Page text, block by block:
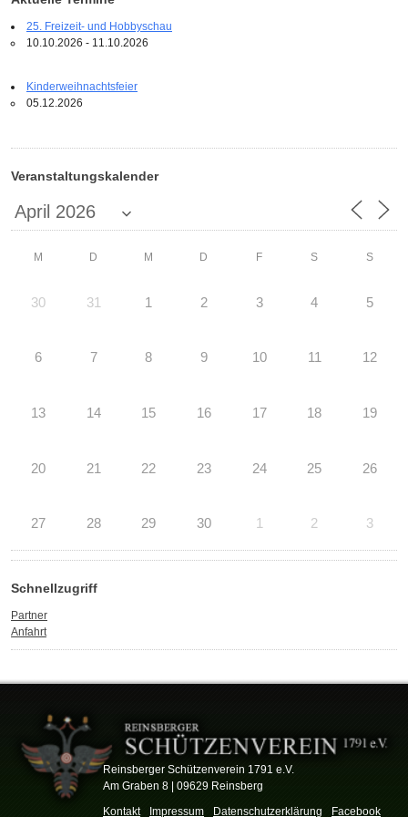
25. Freizeit- und Hobbyschau
10.10.2026 - 11.10.2026
Kinderweihnachtsfeier
05.12.2026
Veranstaltungskalender
M D M D F S S
30 31 1 2 3 4 5
6 7 8 9 10 11 12
13 14 15 16 17 18 19
20 21 22 23 24 25 26
27 28 29 30 1 2 3
Schnellzugriff
Partner
Anfahrt
Reinsberger Schützenverein 1791 e.V.
Am Graben 8 | 09629 Reinsberg
Kontakt
Impressum Datenschutzerklärung Facebook